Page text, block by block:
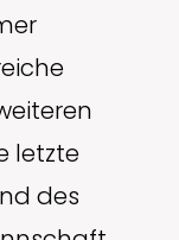
letzte
des